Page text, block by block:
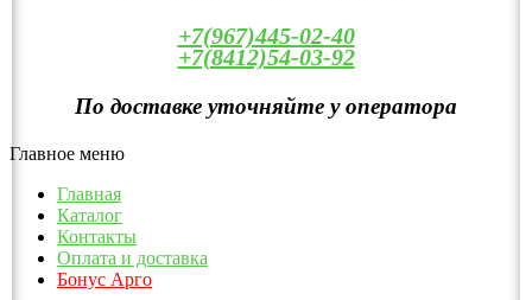
+7(967)445-02-40
+7(8412)54-03-92
По доставке уточняйте у оператора
Главное меню
Главная
Каталог
Контакты
Оплата и доставка
Бонус Арго